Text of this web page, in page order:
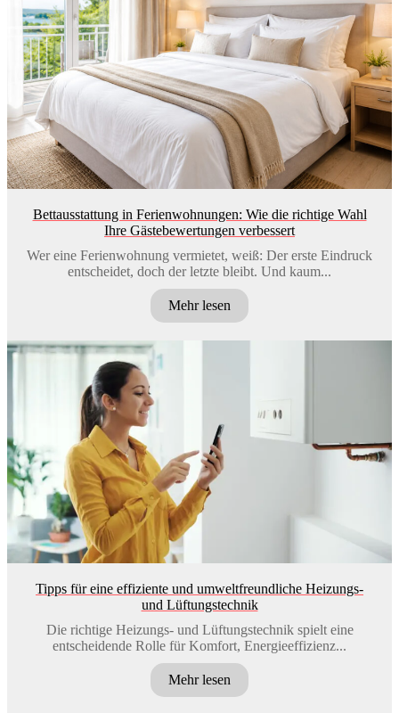
Bettausstattung in Ferienwohnungen: Wie die richtige Wahl
Ihre Gästebewertungen verbessert
Wer eine Ferienwohnung vermietet, weiß: Der erste Eindruck
entscheidet, doch der letzte bleibt. Und kaum...
Mehr lesen
Tipps für eine effiziente und umweltfreundliche Heizungs-
und Lüftungstechnik
Die richtige Heizungs- und Lüftungstechnik spielt eine
entscheidende Rolle für Komfort, Energieeffizienz...
Mehr lesen